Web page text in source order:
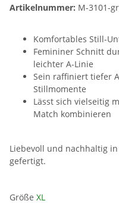
Artikelnummer: M-3101-
Komfortables Still-
Femininer Schnitt
leichter A-Linie
Sein raffiniert tiefer
Stillmomente
Lässt sich vielseitig
Match kombinieren
Liebevoll und nachhaltig
gefertigt.
Größe XL